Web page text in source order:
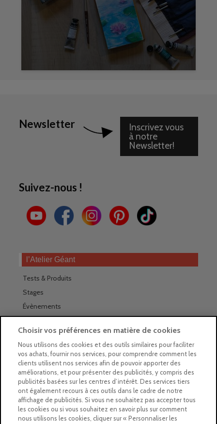
Newsletter
Inscrivez vous
à notre
Newsletter!
Suivez-nous !
l’Atelier Géant
Tests & Produits
Stages
Évènements
Trouver nos magasins
La newsletter des magasins
Feuilleter le Guide
Gratuit : intégrer le Guide
Marques Beaux-Arts
Choisir vos préférences en matière de cookies
Nous utilisons des cookies et des outils similaires pour faciliter
vos achats, fournir nos services, pour comprendre comment les
clients utilisent nos services afin de pouvoir apporter des
améliorations, et pour présenter des publicités, y compris des
publicités basées sur les centres d’intérêt. Des services tiers
ont également recours à ces outils dans le cadre de notre
affichage de publicités. Si vous ne souhaitez pas accepter tous
les cookies ou si vous souhaitez en savoir plus sur comment
nous utilisons les cookies, cliquer sur « Personnaliser les